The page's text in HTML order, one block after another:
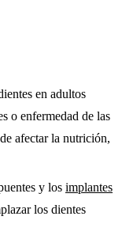
en adultos
o enfermedad de las
afectar la nutrición,
y los implantes
los dientes